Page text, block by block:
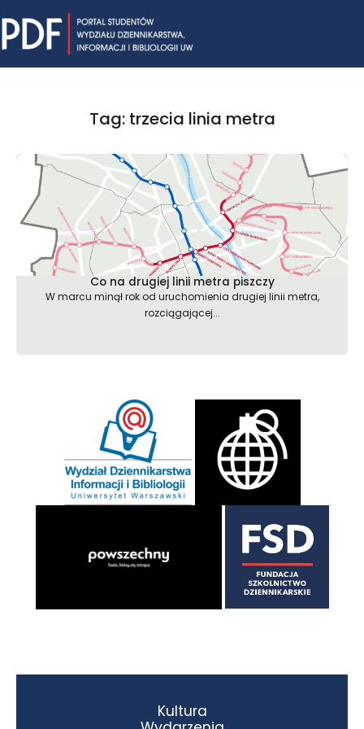
to
content
Tag: trzecia linia metra
Co na drugiej linii metra piszczy
W marcu minął rok od uruchomienia drugiej linii metra,
rozciągającej...
Kultura